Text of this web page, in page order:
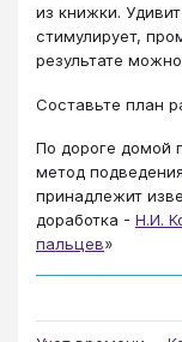
из книжки.
стимулирует,
результате
Составьте план
По дороге домой
метод подведения
принадлежит
доработка - Н.И.
пальцев»